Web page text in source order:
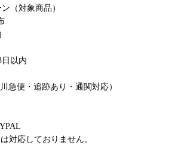
（対象商品）
日以内
急便・追跡あり・通関対応）
対応しておりません。